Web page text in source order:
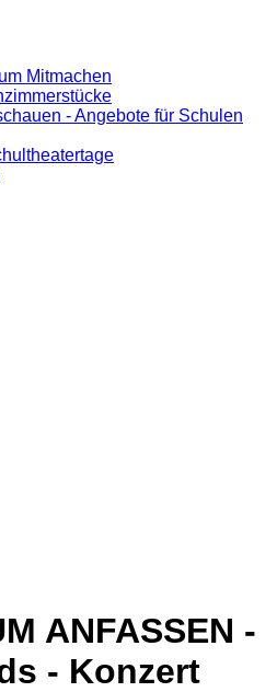
Mitmachen
- Angebote für Schulen
ANFASSEN -
- Konzert